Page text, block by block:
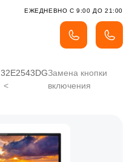
ЕЖЕДНЕВНО С 9:00 ДО 21:00
32E2543DGЗамена кнопки
включения